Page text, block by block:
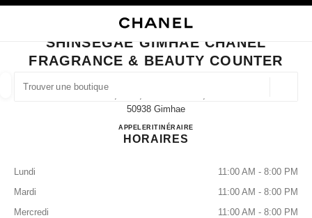
TROUVER UNE BOUTIQUE
Les suggestions sont affichées sous cette barre de recherche
0 Suggestions disponibles
FERMER LA FICHE BOUTIQUE SHINSEGAE GIMHAE CHANEL
SHINSEGAE GIMHAE CHANEL
FRAGRANCE & BEAUTY COUNTER
50938 Gimhae
APPELER+82 55 272 1107
ITINÉRAIREShinsegae Gimhae CHANEL
HORAIRES
Lundi
11:00 AM - 8:00 PM
Mardi
11:00 AM - 8:00 PM
Mercredi
11:00 AM - 8:00 PM
LUNETTES HORLOGERIE ET JOAILLERIE